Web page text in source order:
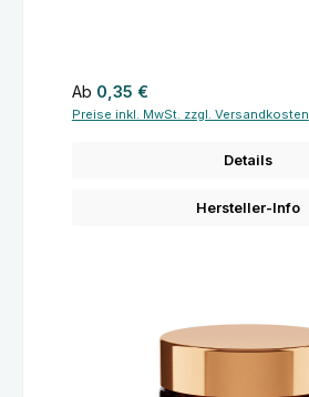
Regulärer Preis:
Ab 0,35 €
Preise inkl. MwSt. zzgl. Versandkosten
Details
Hersteller-Info